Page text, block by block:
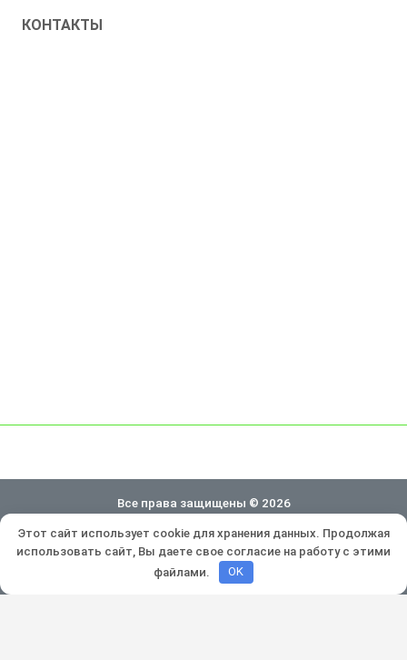
КОНТАКТЫ
Все права защищены © 2026
Политика конфиденциальности
Разработка и продвижение:
Этот сайт использует cookie для хранения данных. Продолжая
использовать сайт, Вы даете свое согласие на работу с этими
файлами.
OK